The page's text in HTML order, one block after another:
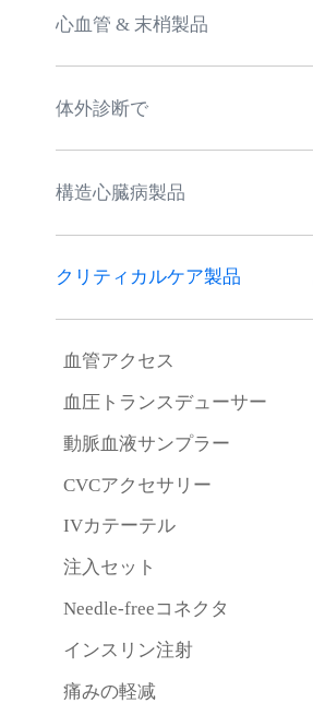
心血管 & 末梢製品
体外診断で
構造心臓病製品
クリティカルケア製品
血管アクセス
血圧トランスデューサー
動脈血液サンプラー
CVCアクセサリー
IVカテーテル
注入セット
Needle-freeコネクタ
インスリン注射
痛みの軽减